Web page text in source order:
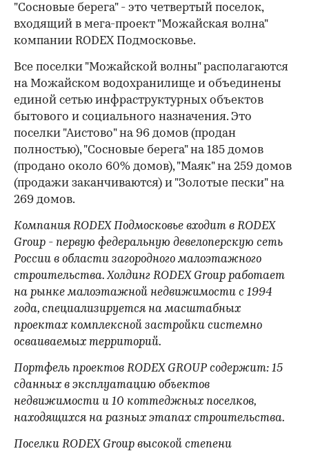
"Сосновые берега" - это четвертый поселок,
входящий в мега-проект "Можайская волна"
компании RODEX Подмосковье.
Все поселки "Можайской волны" располагаются
на Можайском водохранилище и объединены
единой сетью инфраструктурных объектов
бытового и социального назначения. Это
поселки "Аистово" на 96 домов (продан
полностью), "Сосновые берега" на 185 домов
(продано около 60% домов), "Маяк" на 259 домов
(продажи заканчиваются) и "Золотые пески" на
269 домов.
Компания RODEX Подмосковье входит в RODEX
Group - первую федеральную девелоперскую сеть
России в области загородного малоэтажного
строительства. Холдинг RODEX Group работает
на рынке малоэтажной недвижимости с 1994
года, специализируется на масштабных
проектах комплексной застройки системно
осваиваемых территорий.
Портфель проектов RODEX GROUP содержит: 15
сданных в эксплуатацию объектов
недвижимости и 10 коттеджных поселков,
находящихся на разных этапах строительства.
Поселки RODEX Group высокой степени